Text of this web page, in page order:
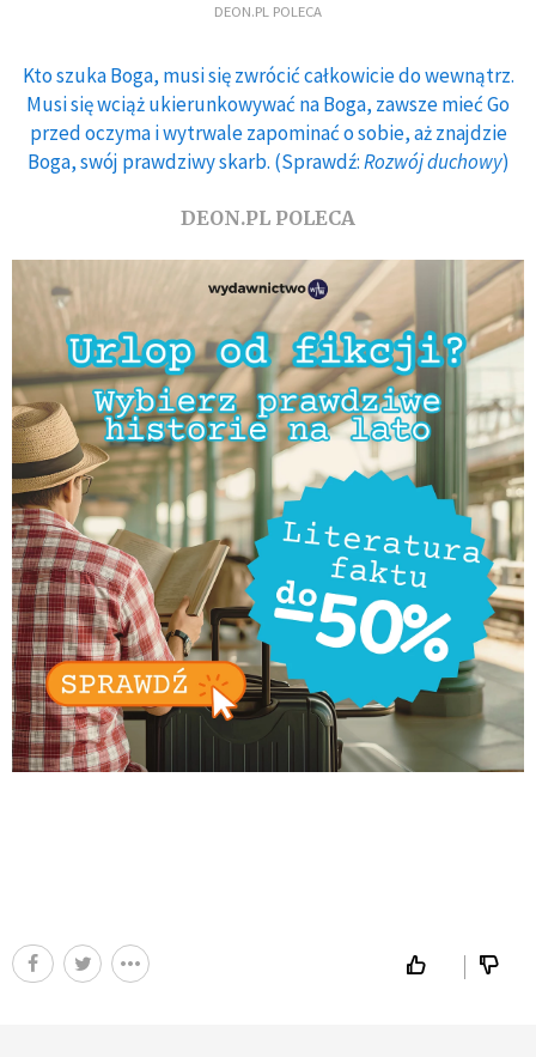
DEON.PL POLECA
Kto szuka Boga, musi się zwrócić całkowicie do wewnątrz.
Musi się wciąż ukierunkowywać na Boga, zawsze mieć Go
przed oczyma i wytrwale zapominać o sobie, aż znajdzie
Boga, swój prawdziwy skarb. (Sprawdź:Rozwój duchowy)
DEON.PL POLECA